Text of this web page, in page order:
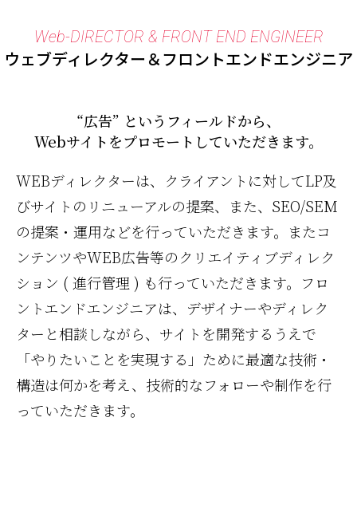
Web-DIRECTOR & FRONT END ENGINEER
ウェブディレクター＆フロントエンドエンジニア
“広告” というフィールドから、
Webサイトをプロモートしていただきます。
WEBディレクターは、クライアントに対してLP及
びサイトのリニューアルの提案、また、SEO/SEM
の提案・運用などを行っていただきます。またコ
ンテンツやWEB広告等のクリエイティブディレク
ション ( 進行管理 ) も行っていただきます。フロ
ントエンドエンジニアは、デザイナーやディレク
ターと相談しながら、サイトを開発するうえで
「やりたいことを実現する」ために最適な技術・
構造は何かを考え、技術的なフォローや制作を行
っていただきます。